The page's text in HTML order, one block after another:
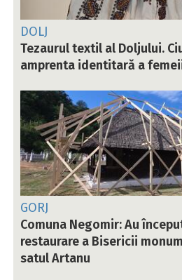
DOLJ
Tezaurul textil al Doljului.
amprenta identitară a
GORJ
Comuna Negomir: Au
restaurare a Bisericii
satul Artanu